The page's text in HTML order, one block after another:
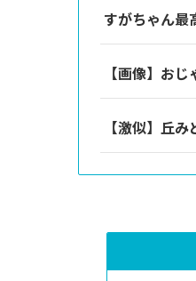
すがちゃん最
【画像】お
【激似】丘